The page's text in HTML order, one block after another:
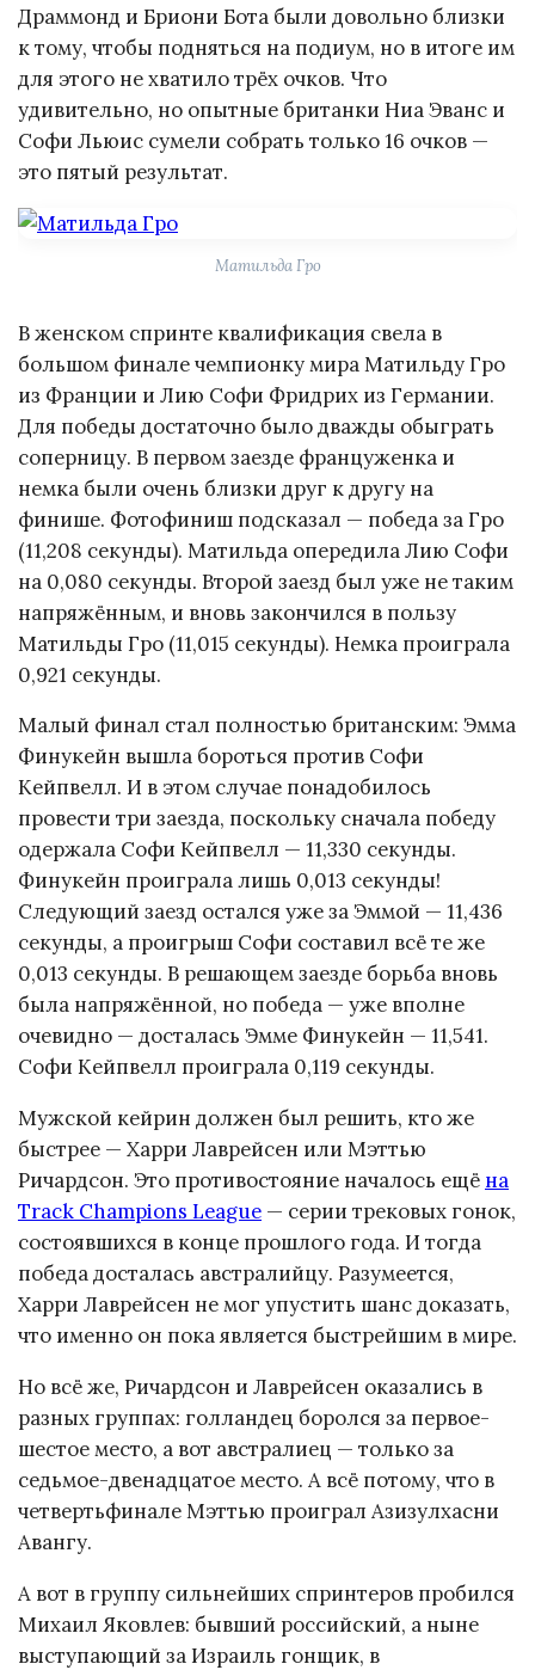
Драммонд и Бриони Бота были довольно близки
к тому, чтобы подняться на подиум, но в итоге им
для этого не хватило трёх очков. Что
удивительно, но опытные британки Ниа Эванс и
Софи Льюис сумели собрать только 16 очков —
это пятый результат.
Матильда Гро
В женском спринте квалификация свела в
большом финале чемпионку мира Матильду Гро
из Франции и Лию Софи Фридрих из Германии.
Для победы достаточно было дважды обыграть
соперницу. В первом заезде француженка и
немка были очень близки друг к другу на
финише. Фотофиниш подсказал — победа за Гро
(11,208 секунды). Матильда опередила Лию Софи
на 0,080 секунды. Второй заезд был уже не таким
напряжённым, и вновь закончился в пользу
Матильды Гро (11,015 секунды). Немка проиграла
0,921 секунды.
Малый финал стал полностью британским: Эмма
Финукейн вышла бороться против Софи
Кейпвелл. И в этом случае понадобилось
провести три заезда, поскольку сначала победу
одержала Софи Кейпвелл — 11,330 секунды.
Финукейн проиграла лишь 0,013 секунды!
Следующий заезд остался уже за Эммой — 11,436
секунды, а проигрыш Софи составил всё те же
0,013 секунды. В решающем заезде борьба вновь
была напряжённой, но победа — уже вполне
очевидно — досталась Эмме Финукейн — 11,541.
Софи Кейпвелл проиграла 0,119 секунды.
Мужской кейрин должен был решить, кто же
быстрее — Харри Лаврейсен или Мэттью
Ричардсон. Это противостояние началось ещё на
Track Champions League — серии трековых гонок,
состоявшихся в конце прошлого года. И тогда
победа досталась австралийцу. Разумеется,
Харри Лаврейсен не мог упустить шанс доказать,
что именно он пока является быстрейшим в мире.
Но всё же, Ричардсон и Лаврейсен оказались в
разных группах: голландец боролся за первое-
шестое место, а вот австралиец — только за
седьмое-двенадцатое место. А всё потому, что в
четвертьфинале Мэттью проиграл Азизулхасни
Авангу.
А вот в группу сильнейших спринтеров пробился
Михаил Яковлев: бывший российский, а ныне
выступающий за Израиль гонщик, в